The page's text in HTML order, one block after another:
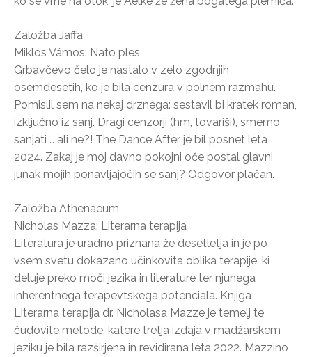
Založba Jaffa
Miklós Vámos: Nato ples
Grbavčevo čelo je nastalo v zelo zgodnjih
osemdesetih, ko je bila cenzura v polnem razmahu.
Pomislil sem na nekaj drznega: sestavil bi kratek roman,
izključno iz sanj. Dragi cenzorji (hm, tovariši), smemo
sanjati … ali ne?! The Dance After je bil posnet leta
2024. Zakaj je moj davno pokojni oče postal glavni
junak mojih ponavljajočih se sanj? Odgovor plačan.
Založba Athenaeum
Nicholas Mazza: Literarna terapija
Literatura je uradno priznana že desetletja in je po
vsem svetu dokazano učinkovita oblika terapije, ki
deluje preko moči jezika in literature ter njunega
inherentnega terapevtskega potenciala. Knjiga
Literarna terapija dr. Nicholasa Mazze je temelj te
čudovite metode, katere tretja izdaja v madžarskem
jeziku je bila razširjena in revidirana leta 2022. Mazzino